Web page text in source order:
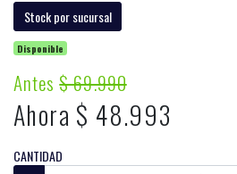
Stock por sucursal
Disponible
Antes$ 69.990
Ahora $ 48.993
CANTIDAD